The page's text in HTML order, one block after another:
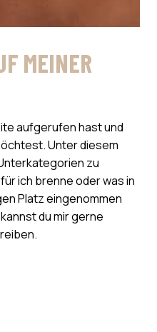
MEINER
aufgerufen hast und
Unter diesem
zu
ich brenne oder was in
Platz eingenommen
du mir gerne